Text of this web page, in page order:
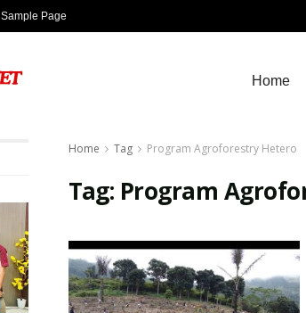
Sample Page
Home
Home Tag Program Agroforestry Hetero
Tag: Program